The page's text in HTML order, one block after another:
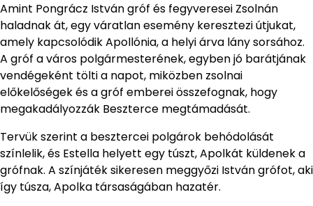
Amint Pongrácz István gróf és fegyveresei Zsolnán
haladnak át, egy váratlan esemény keresztezi útjukat,
amely kapcsolódik Apollónia, a helyi árva lány sorsához.
A gróf a város polgármesterének, egyben jó barátjának
vendégeként tölti a napot, miközben zsolnai
előkelőségek és a gróf emberei összefognak, hogy
megakadályozzák Beszterce megtámadását.
Tervük szerint a besztercei polgárok behódolását
színlelik, és Estella helyett egy túszt, Apolkát küldenek a
grófnak. A színjáték sikeresen meggyőzi István grófot, aki
így túsza, Apolka társaságában hazatér.